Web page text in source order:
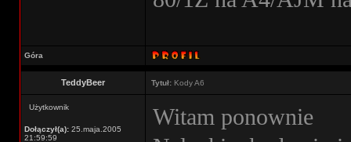
Góra
TeddyBeer Tytuł: Kody A6
Użytkownik
Dołączył(a): 25.maja.2005
21:59:59
Witam ponownie